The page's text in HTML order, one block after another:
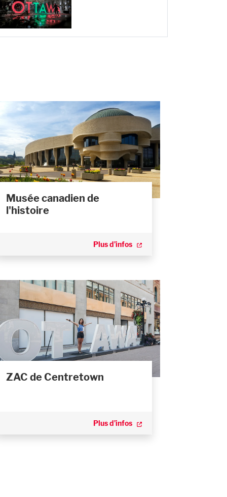
Musée canadien de
l'histoire
Plus d’infos
ZAC de Centretown
Plus d’infos